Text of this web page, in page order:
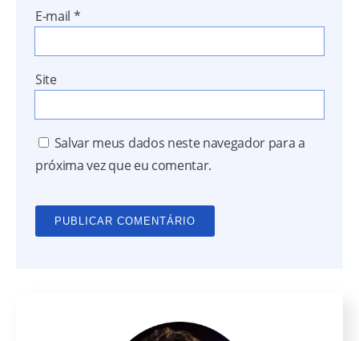
E-mail *
Site
Salvar meus dados neste navegador para a
próxima vez que eu comentar.